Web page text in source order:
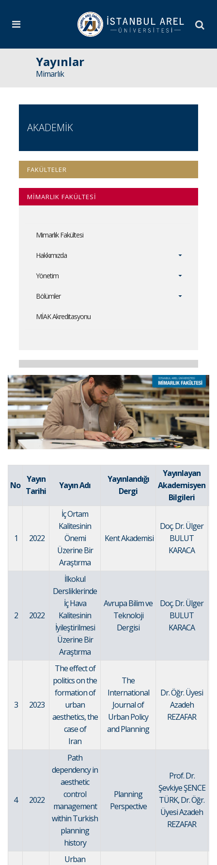
Yayınlar
Mimarlık
AKADEMİK
FAKÜLTELER
MİMARLIK FAKÜLTESİ
Mimarlık Fakültesi
Hakkımızda
Yönetim
Bölümler
MİAK Akreditasyonu
No
Yayın
Tarihi
Yayın Adı
Yayınlandığı
Dergi
Yayınlayan
Akademisyen
Bilgileri
1 2022
İç Ortam
Kalitesinin
Önemi
Üzerine Bir
Araştırma
Kent Akademisi
Doç. Dr. Ülger
BULUT
KARACA
2 2022
İlkokul
Dersliklerinde
İç Hava
Kalitesinin
İyileştirilmesi
Üzerine Bir
Araştırma
Avrupa Bilim ve
Teknoloji
Dergisi
Doç. Dr. Ülger
BULUT
KARACA
3 2023
The effect of
politics on the
formation of
urban
aesthetics, the
case of
Iran
The
International
Journal of
Urban Policy
and Planning
Dr. Öğr. Üyesi
Azadeh
REZAFAR
4 2022
Path
dependency in
aesthetic
control
management
within Turkish
planning
history
Planning
Perspective
Prof. Dr.
Şevkiye ŞENCE
TÜRK, Dr. Öğr.
Üyesi Azadeh
REZAFAR
Urban